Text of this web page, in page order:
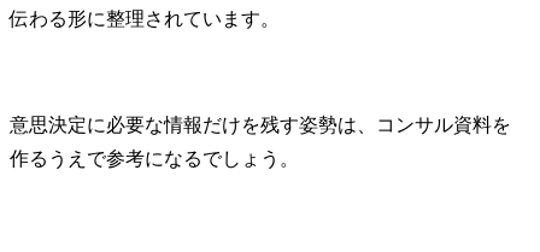
伝わる形に整理されています。
意思決定に必要な情報だけを残す姿勢は、コンサル資料を
作るうえで参考になるでしょう。